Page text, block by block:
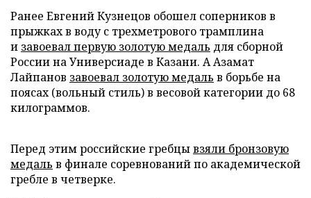
Ранее Евгений Кузнецов обошел соперников в
прыжках в воду с трехметрового трамплина
и завоевал первую золотую медаль для сборной
России на Универсиаде в Казани. А Азамат
Лайпанов завоевал золотую медаль в борьбе на
поясах (вольный стиль) в весовой категории до 68
килограммов.
Перед этим российские гребцывзяли бронзовую
медаль в финале соревнований по академической
гребле в четверке.